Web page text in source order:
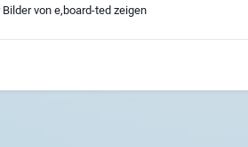
Bilder von e,board-ted zeigen